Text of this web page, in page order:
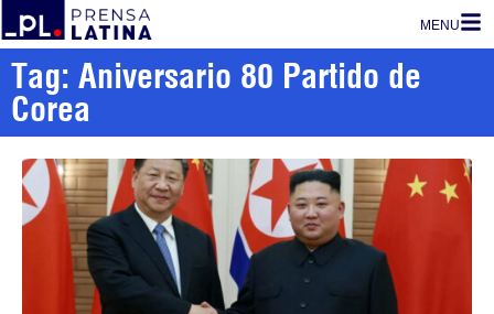
MENU
Tag: Aniversario 80 Partido de
Corea